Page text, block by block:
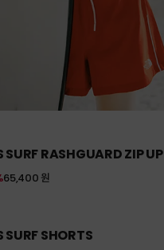
SURF RASHGUARD ZIP UP
65,400 원
SURF SHORTS